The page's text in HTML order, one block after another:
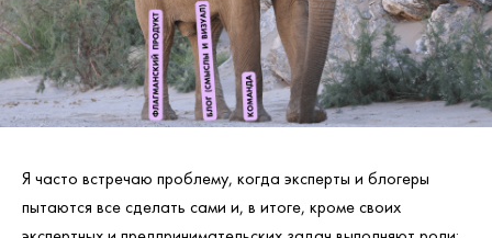
Я часто встречаю проблему, когда эксперты и блогеры
пытаются все сделать сами и, в итоге, кроме своих